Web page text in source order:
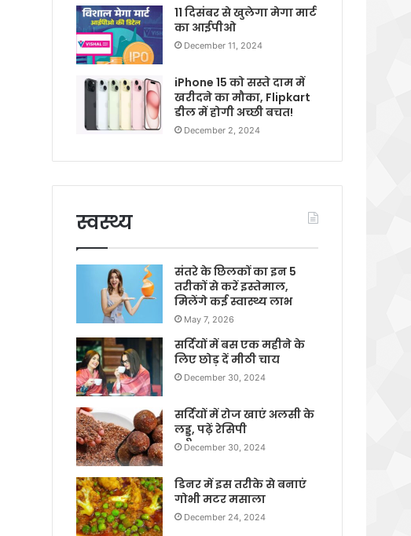
11 दिसंबर से खुलेगा मेगा मार्ट
का आईपीओ
December 11, 2024
iPhone 15 को सस्ते दाम में
खरीदने का मौका, Flipkart
डील में होगी अच्छी बचत!
December 2, 2024
स्वस्थ्य
संतरे के छिलकों का इन 5
तरीकों से करें इस्तेमाल,
मिलेंगे कई स्वास्थ्य लाभ
May 7, 2026
सर्दियों में बस एक महीने के
लिए छोड़ दें मीठी चाय
December 30, 2024
सर्दियों में रोज खाएं अलसी के
लड्डू, पढ़ें रेसिपी
December 30, 2024
डिनर में इस तरीके से बनाएं
गोभी मटर मसाला
December 24, 2024